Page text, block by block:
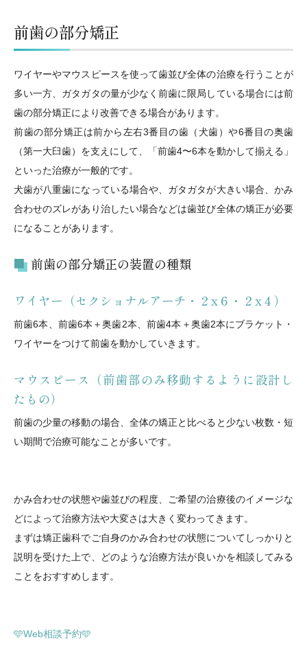
前歯の部分矯正
ワイヤーやマウスピースを使って歯並び全体の治療を行うことが
多い一方、ガタガタの量が少なく前歯に限局している場合には前
歯の部分矯正により改善できる場合があります。
前歯の部分矯正は前から左右3番目の歯（犬歯）や6番目の奥歯
（第一大臼歯）を支えにして、「前歯4〜6本を動かして揃える」
といった治療が一般的です。
犬歯が八重歯になっている場合や、ガタガタが大きい場合、かみ
合わせのズレがあり治したい場合などは歯並び全体の矯正が必要
になることがあります。
前歯の部分矯正の装置の種類
ワイヤー（セクショナルアーチ・２x６・２x４）
前歯6本、前歯6本＋奥歯2本、前歯4本＋奥歯2本にブラケット・
ワイヤーをつけて前歯を動かしていきます。
マウスピース（前歯部のみ移動するように設計し
たもの）
前歯の少量の移動の場合、全体の矯正と比べると少ない枚数・短
い期間で治療可能なことが多いです。
かみ合わせの状態や歯並びの程度、ご希望の治療後のイメージな
どによって治療方法や大変さは大きく変わってきます。
まずは矯正歯科でご自身のかみ合わせの状態についてしっかりと
説明を受けた上で、どのような治療方法が良いかを相談してみる
ことをおすすめします。
🩵Web相談予約🩵